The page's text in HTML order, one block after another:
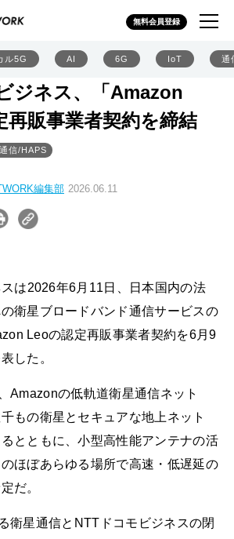
無料会員登録
ル5G AI 6G IoT 通
ジネス、「Amazon
再販事業者契約を締結
信/HAPS
編集部 2026.06.11
は2026年6月11日、日本国内の法
衛星ブロードバンド通信サービスの
Leoの認定再販事業者契約を6月9
した。
Amazonの低軌道衛星通信ネット
もの衛星とセキュアな地上ネット
とともに、小型高性能アンテナの活
ほぼあらゆる場所で高速・低遅延の
だ。
衛星通信とNTTドコモビジネスの閉